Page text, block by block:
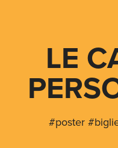
LE
#poster